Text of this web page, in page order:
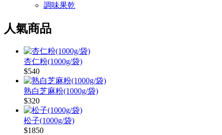
調味果乾
人氣商品
杏仁粉(1000g/袋)
$540
熟白芝麻粉(1000g/袋)
$320
松子(1000g/袋)
$1850